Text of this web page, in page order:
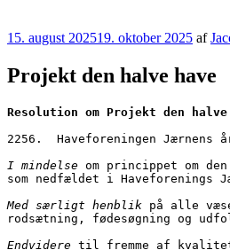
Udgivet
15. august 202519. oktober 2025 af
Projekt den halve have
Resolution om Projekt den halve
2256.  Haveforeningen Jærnens
I mindelse om princippet om den
som nedfældet i Haveforenings
Med særligt henblik på alle
rodsætning, fødesøgning og
Endvidere til fremme af